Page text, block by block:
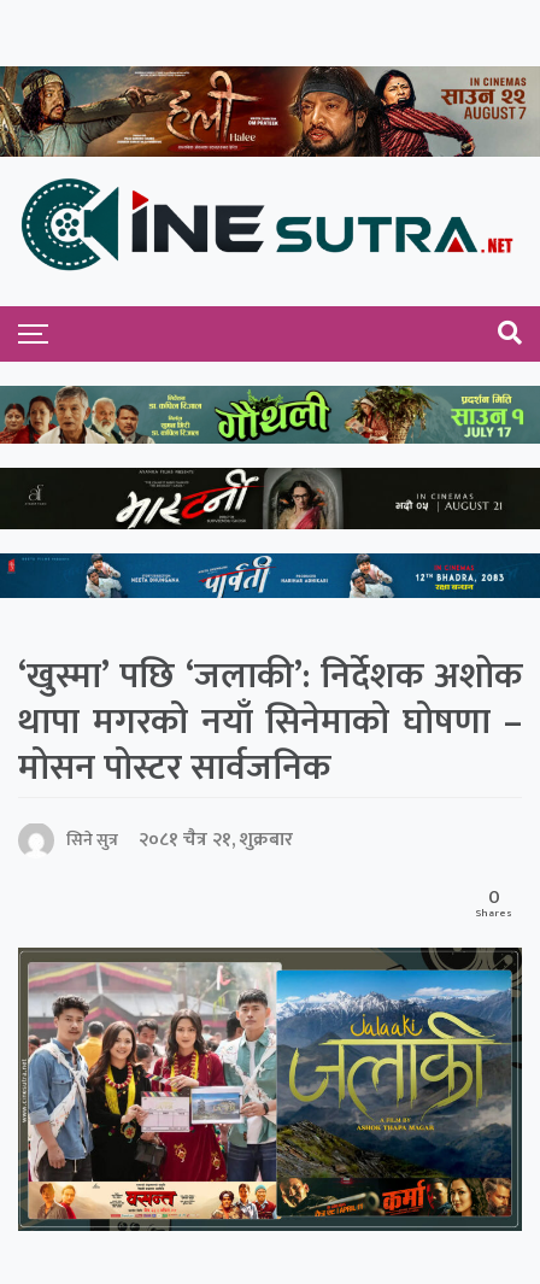
‘खुस्मा’ पछि ‘जलाकी’: निर्देशक अशोक
थापा मगरको नयाँ सिनेमाको घोषणा –
मोसन पोस्टर सार्वजनिक
सिने सुत्र
२०८१ चैत्र २१, शुक्रबार
0
Shares